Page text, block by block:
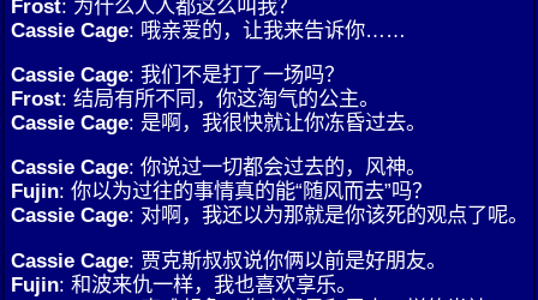
Frost: 为什么人人都这么叫我？
Cassie Cage: 哦亲爱的，让我来告诉你……
Cassie Cage: 我们不是打了一场吗？
Frost: 结局有所不同，你这淘气的公主。
Cassie Cage: 是啊，我很快就让你冻昏过去。
Cassie Cage: 你说过一切都会过去的，风神。
Fujin: 你以为过往的事情真的能“随风而去”吗？
Cassie Cage: 对啊，我还以为那就是你该死的观点了呢。
Cassie Cage: 贾克斯叔叔说你俩以前是好朋友。
Fujin: 和波来仇一样，我也喜欢享乐。